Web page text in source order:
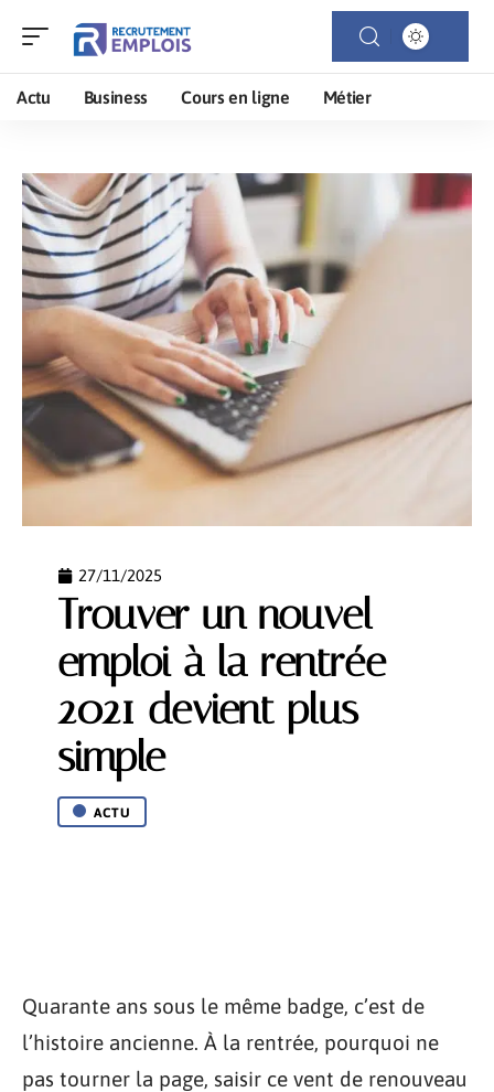
Actu Business Cours en ligne Métier
27/11/2025
Trouver un nouvel
emploi à la rentrée
2021 devient plus
simple
ACTU
Quarante ans sous le même badge, c’est de
l’histoire ancienne. À la rentrée, pourquoi ne
pas tourner la page, saisir ce vent de renouveau